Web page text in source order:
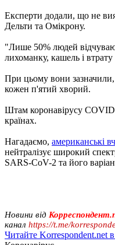
Експерти додали, що не
Дельти та Омікрону.
"Лише 50% людей
лихоманку, кашель і
При цьому вони
кожен п'ятий хворий.
Штам коронавірусу
країнах.
Нагадаємо, американські
нейтралізує широкий
SARS-CoV-2 та його
Новини від
канал https://t.me/
Читайте Korrespondent.net